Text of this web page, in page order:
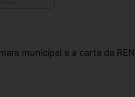
municipal e a carta da REN